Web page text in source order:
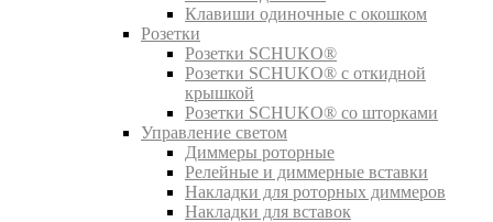
Клавиши одиночные с окошком
Розетки
Розетки SCHUKO®
Розетки SCHUKO® с откидной
крышкой
Розетки SCHUKO® со шторками
Управление светом
Диммеры роторные
Релейные и диммерные вставки
Накладки для роторных диммеров
Накладки для вставок